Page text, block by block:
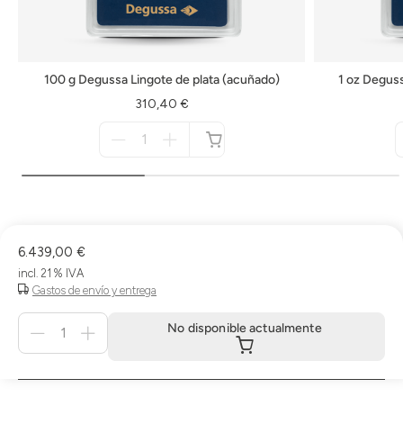
100 g Degussa Lingote de plata (acuñado)
310,40 €
disponible
1 oz
6.439,00 €
incl. 21 % IVA
Gastos de envío y entrega
No
actualmente
No disponible actualmente